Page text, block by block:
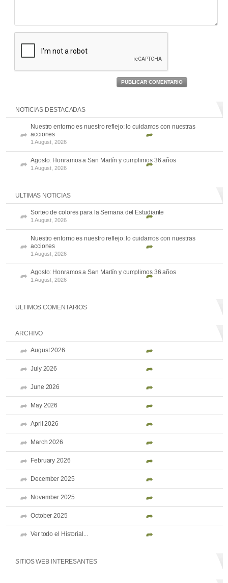
PUBLICAR COMENTARIO
NOTICIAS DESTACADAS
Nuestro entorno es nuestro reflejo: lo cuidamos con nuestras
acciones
1 August, 2026
Agosto: Honramos a San Martín y cumplimos 36 años
1 August, 2026
ULTIMAS NOTICIAS
Sorteo de colores para la Semana del Estudiante
1 August, 2026
Nuestro entorno es nuestro reflejo: lo cuidamos con nuestras
acciones
1 August, 2026
Agosto: Honramos a San Martín y cumplimos 36 años
1 August, 2026
ULTIMOS COMENTARIOS
ARCHIVO
August 2026
July 2026
June 2026
May 2026
April 2026
March 2026
February 2026
December 2025
November 2025
October 2025
Ver todo el Historial...
SITIOS WEB INTERESANTES